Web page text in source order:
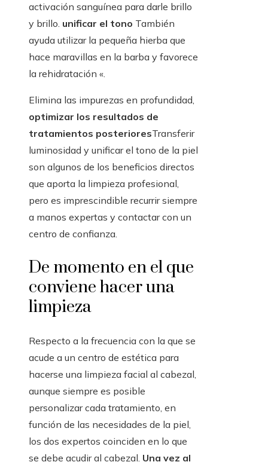
activación sanguínea para darle brillo
y brillo. unificar el tono También
ayuda utilizar la pequeña hierba que
hace maravillas en la barba y favorece
la rehidratación «.
Elimina las impurezas en profundidad,
optimizar los resultados de
tratamientos posterioresTransferir
luminosidad y unificar el tono de la piel
son algunos de los beneficios directos
que aporta la limpieza profesional,
pero es imprescindible recurrir siempre
a manos expertas y contactar con un
centro de confianza.
De momento en el que
conviene hacer una
limpieza
Respecto a la frecuencia con la que se
acude a un centro de estética para
hacerse una limpieza facial al cabezal,
aunque siempre es posible
personalizar cada tratamiento, en
función de las necesidades de la piel,
los dos expertos coinciden en lo que
se debe acudir al cabezal. Una vez al